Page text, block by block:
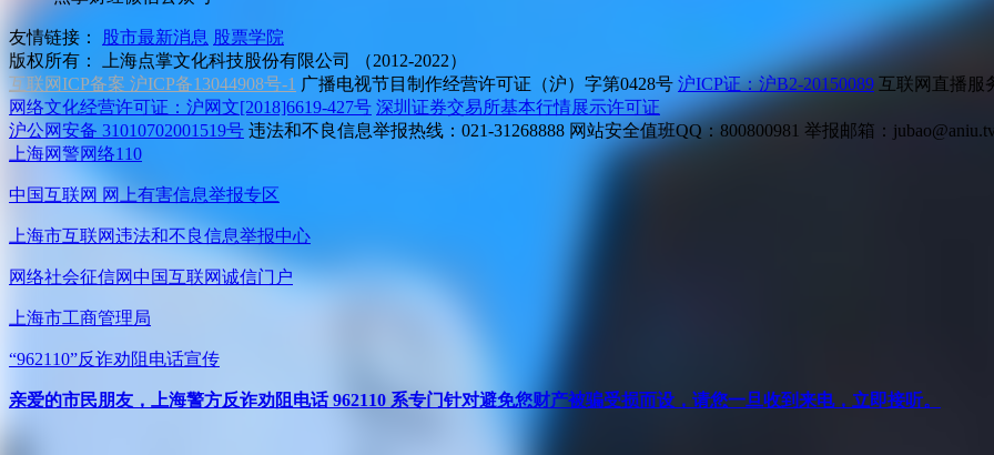
友情链接： 股市最新消息 股票学院
版权所有：
上海点掌文化科技股份有限公司 （2012-2022）
互联网ICP备案 沪ICP备13044908号-1 广播电视节目制作经营许可证（沪）字第0428号 沪ICP证：沪B2-20150089 互联网直播服
网络文化经营许可证：沪网文[2018]6619-427号 深圳证券交易所基本行情展示许可证
沪公网安备 31010702001519号 违法和不良信息举报热线：021-31268888 网站安全值班QQ：800800981 举报邮箱：
上海网警网络110
中国互联网 网上有害信息举报专区
上海市互联网违法和不良信息举报中心
网络社会征信网 中国互联网诚信门户
上海市工商管理局
“962110”反诈劝阻电话宣传
亲爱的市民朋友，上海警方反诈劝阻电话 962110 系专门针对避免您财产被骗受损而设，请您一旦收到来电，立即接听。